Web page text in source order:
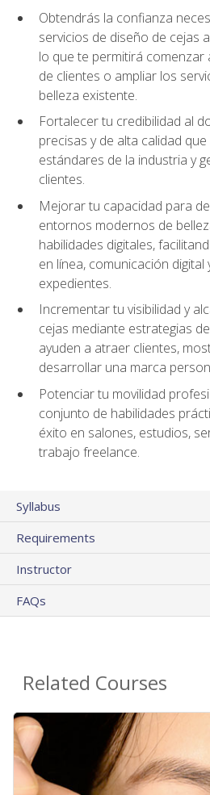
Obtendrás la confianza
servicios de diseño de cejas
lo que te permitirá
de clientes o ampliar los
belleza existente.
Fortalecer tu credibilidad al
precisas y de alta calidad
estándares de la industria y
clientes.
Mejorar tu capacidad para
entornos modernos de
habilidades digitales,
en línea, comunicación
expedientes.
Incrementar tu visibilidad y
cejas mediante estrategias
ayuden a atraer clientes,
desarrollar una marca
Potenciar tu movilidad
conjunto de habilidades
éxito en salones, estudios,
trabajo freelance.
Syllabus
Requirements
Instructor
FAQs
Related Courses